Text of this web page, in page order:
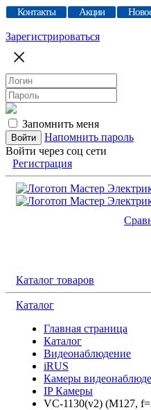
Контакты Акции
Зарегистрироваться
Запомнить меня
Напомнить пароль
Войти через соц сети
Регистрация
Каталог товаров
Каталог
Главная страница
Каталог
Видеонаблюдение
iRUS
Камеры
IP Камеры
VC-1130(v2) (M127,